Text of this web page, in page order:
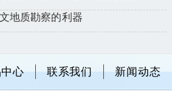
地质勘察的利器
心 联系我们 新闻动态